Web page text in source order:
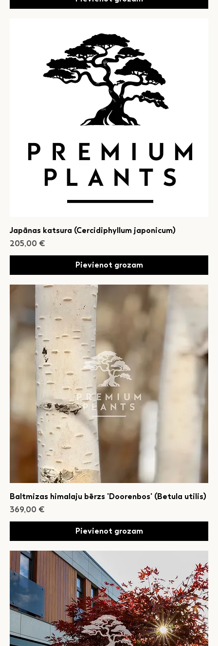
Japānas katsura (Cercidiphyllum japonicum)
Cena
205,00 €
Pievienot grozam
Baltmizas himalaju bērzs 'Doorenbos' (Betula utilis)
Cena
369,00 €
Pievienot grozam